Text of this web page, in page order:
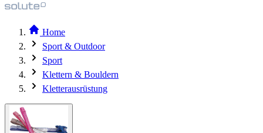
Home
Sport & Outdoor
Sport
Klettern & Bouldern
Kletterausrüstung